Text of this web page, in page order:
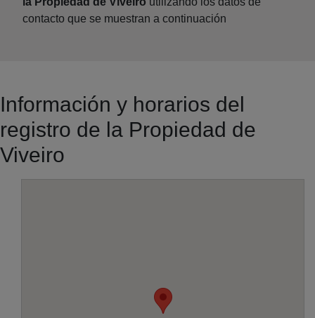
contacto que se muestran a continuación
Información y horarios del
registro de la Propiedad de
Viveiro